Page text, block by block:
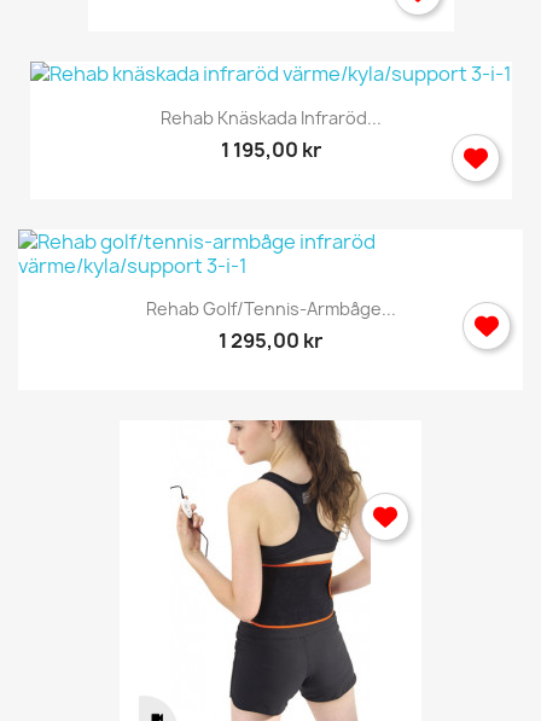
Rehab Knäskada Infraröd...
1 195,00 kr
Rehab Golf/tennis-Armbåge...
1 295,00 kr